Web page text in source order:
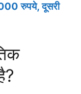
रुपये, दूसरी